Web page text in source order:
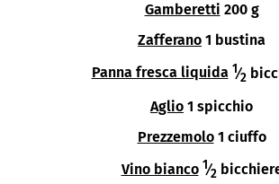
Gamberetti 200 g
Zafferano 1 bustina
Panna fresca liquida 1⁄2
Aglio 1 spicchio
Prezzemolo 1 ciuffo
Vino bianco 1⁄2